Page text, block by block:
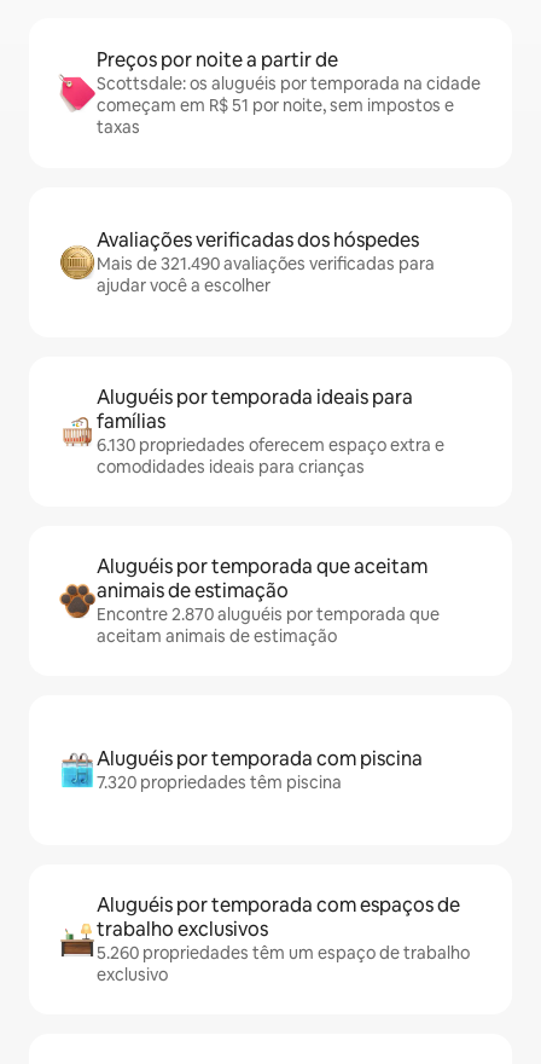
Preços por noite a partir de
Scottsdale: os aluguéis por temporada na cidade
começam em R$ 51 por noite, sem impostos e
taxas
Avaliações verificadas dos hóspedes
Mais de 321.490 avaliações verificadas para
ajudar você a escolher
Aluguéis por temporada ideais para
famílias
6.130 propriedades oferecem espaço extra e
comodidades ideais para crianças
Aluguéis por temporada que aceitam
animais de estimação
Encontre 2.870 aluguéis por temporada que
aceitam animais de estimação
Aluguéis por temporada com piscina
7.320 propriedades têm piscina
Aluguéis por temporada com espaços de
trabalho exclusivos
5.260 propriedades têm um espaço de trabalho
exclusivo